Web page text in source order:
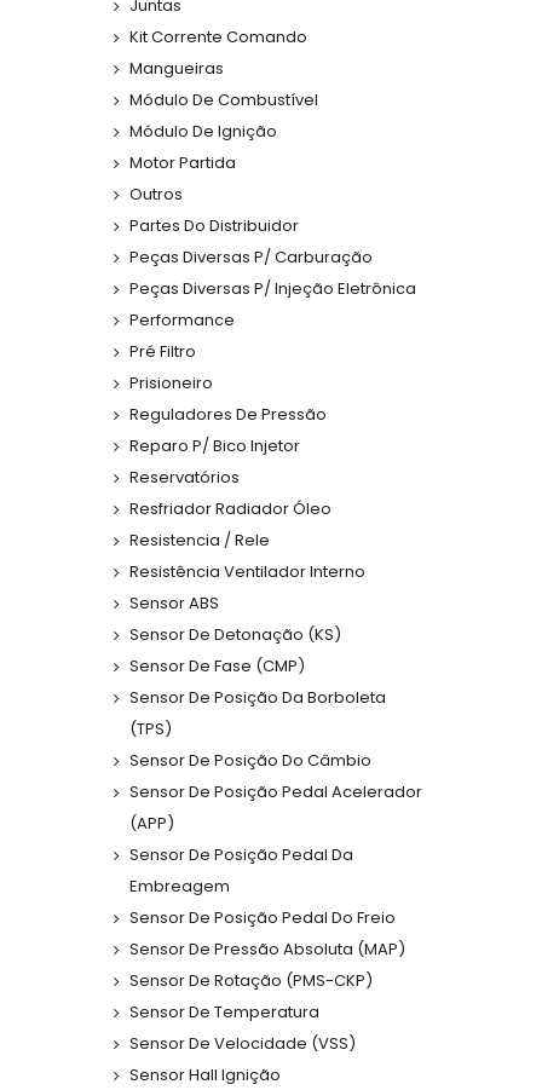
Juntas
Kit Corrente Comando
Mangueiras
Módulo De Combustível
Módulo De Ignição
Motor Partida
Outros
Partes Do Distribuidor
Peças Diversas P/ Carburação
Peças Diversas P/ Injeção Eletrônica
Performance
Pré Filtro
Prisioneiro
Reguladores De Pressão
Reparo P/ Bico Injetor
Reservatórios
Resfriador Radiador Óleo
Resistencia / Rele
Resistência Ventilador Interno
Sensor ABS
Sensor De Detonação (KS)
Sensor De Fase (CMP)
Sensor De Posição Da Borboleta
(TPS)
Sensor De Posição Do Câmbio
Sensor De Posição Pedal Acelerador
(APP)
Sensor De Posição Pedal Da
Embreagem
Sensor De Posição Pedal Do Freio
Sensor De Pressão Absoluta (MAP)
Sensor De Rotação (PMS-CKP)
Sensor De Temperatura
Sensor De Velocidade (VSS)
Sensor Hall Ignição